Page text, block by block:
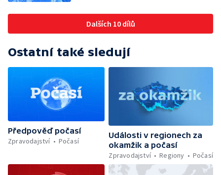
Dalších 10 dílů
Ostatní také sledují
Předpověď počasí
Zpravodajství
Počasí
Události v regionech za
okamžik a počasí
Zpravodajství
Regiony Počasí